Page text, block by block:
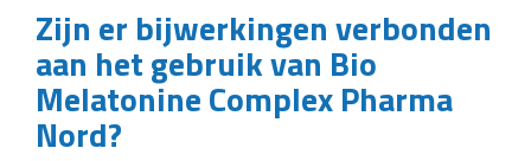
Zijn er bijwerkingen verbonden
aan het gebruik van Bio
Melatonine Complex Pharma
Nord?